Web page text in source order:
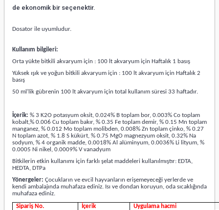
de ekonomik bir seçenektir.
Dosator ile uyumludur.
Kullanım bilgileri:
Orta yükte bitkili akvaryum için : 100 lt akvaryum için Haftalık 1 basış
Yüksek ışık ve yoğun bitkili akvaryum için : 100 lt akvaryum için Haftalık 2
basış
50 ml’lik gübrenin 100 lt akvaryum için total kullanım süresi 33 haftadır.
İçerik: % 3 K2O potasyum oksit, 0.024% B toplam bor, 0.003% Co toplam
kobalt,% 0.006 Cu toplam bakır, % 0.35 Fe toplam demir, % 0.15 Mn toplam
manganez, % 0.012 Mo toplam molibden, 0.008% Zn toplam çinko, % 0.27
N toplam azot, % 1.8 S kükürt, % 0.75 MgO magnezyum oksit, 0.32% Na
sodyum, % 4 organik madde, 0.0018% Al alüminyum, 0.0036% Li lityum, %
0.0005 Ni nikel, 0.0009% V vanadyum
Bitkilerin etkin kullanımı için farklı şelat maddeleri kullanılmıştır: EDTA,
HEDTA, DTPa
Yönergeler: Çocukların ve evcil hayvanların erişemeyeceği yerlerde ve
kendi ambalajında muhafaza ediniz. Isı ve dondan koruyun, oda sıcaklığında
muhafaza ediniz.
Sipariş No.
İçerik
Uygulama hacmi